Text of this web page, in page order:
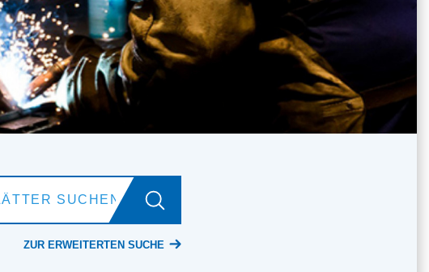
ZUR ERWEITERTEN SUCHE